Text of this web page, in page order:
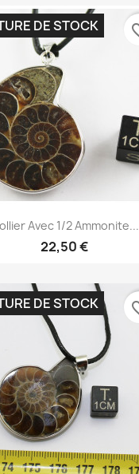
Aperçu rapide
Avec 1/2 Ammonite...
22,50 €
DE STOCK
DE STOCK